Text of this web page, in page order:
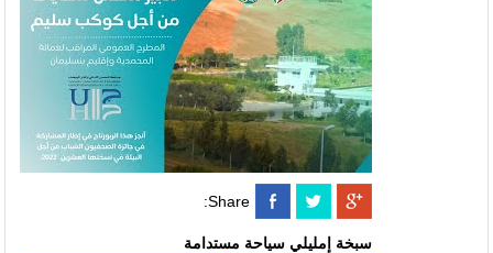
Share:
سبخة إمليلي سياحة مستدامة